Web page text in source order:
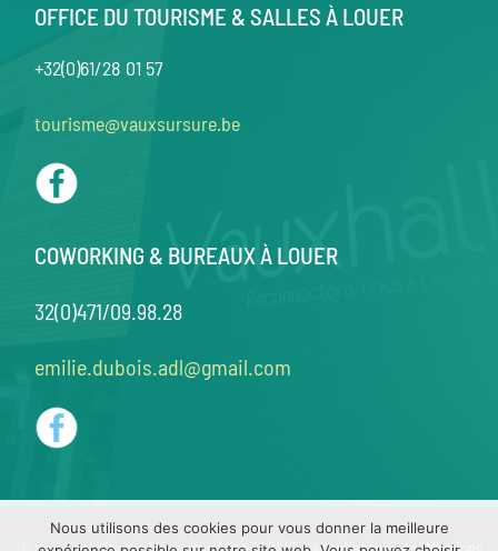
OFFICE DU TOURISME & SALLES À LOUER
+32(0)61/28 01 57
tourisme@vauxsursure.be
COWORKING & BUREAUX À LOUER
32(0)471/09.98.28
emilie.dubois.adl@gmail.com
Nous utilisons des cookies pour vous donner la meilleure